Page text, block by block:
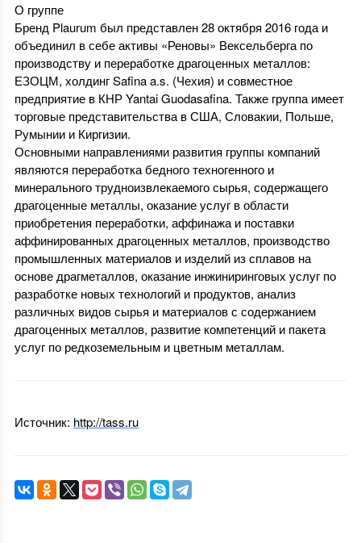
О группе
Бренд Plaurum был представлен 28 октября 2016 года и
объединил в себе активы «Реновы» Вексельберга по
производству и переработке драгоценных металлов:
ЕЗОЦМ, холдинг Safina a.s. (Чехия) и совместное
предприятие в КНР Yantai Guodasafina. Также группа имеет
торговые представительства в США, Словакии, Польше,
Румынии и Киргизии.
Основными направлениями развития группы компаний
являются переработка бедного техногенного и
минерального трудноизвлекаемого сырья, содержащего
драгоценные металлы, оказание услуг в области
приобретения переработки, аффинажа и поставки
аффинированных драгоценных металлов, производство
промышленных материалов и изделий из сплавов на
основе драгметаллов, оказание инжиниринговых услуг по
разработке новых технологий и продуктов, анализ
различных видов сырья и материалов с содержанием
драгоценных металлов, развитие компетенций и пакета
услуг по редкоземельным и цветным металлам.
Источник: http://tass.ru